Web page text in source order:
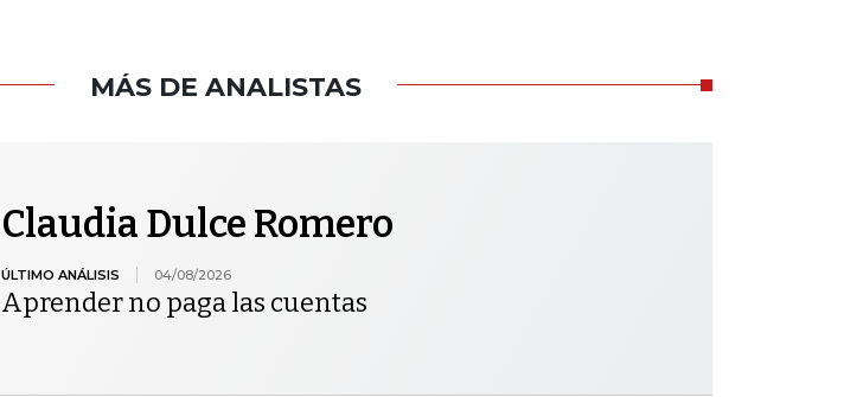
MÁS DE ANALISTAS
Claudia Dulce Romero
ÚLTIMO ANÁLISIS 04/08/2026
Aprender no paga las cuentas